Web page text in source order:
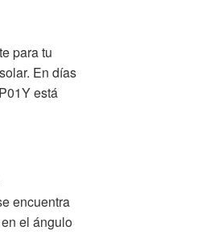
para tu
En días
está
encuentra
el ángulo